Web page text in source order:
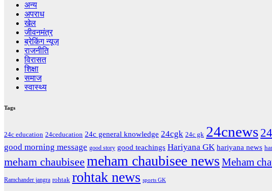
अन्य
अपराध
खेल
जीवनमंत्र
ब्रेकिंग न्यूज़
राजनीति
‍‍विरासत
शिक्षा
समाज
स्वास्थ्य
Tags
24c education 24ceducation 24c general knowledge 24cgk 24c gk 24cnews
good morning message good story good teachings Hariyana GK hariyana news
meham chaubisee meham chaubisee news Meham
Ramchander jangra rohtak rohtak news sports GK